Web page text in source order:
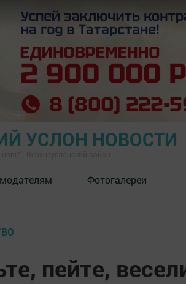
УСЛОН НОВОСТИ
Фотогалереи
пейте,